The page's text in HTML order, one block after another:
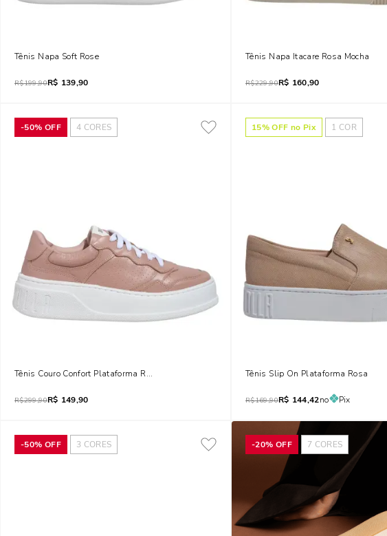
Tênis Napa Soft Rose
R$199,90R$ 139,90
Tênis Napa Itacare Rosa Mocha
R$229,90R$ 160,90
-50% OFF 4 CORES
Tênis Couro Confort Plataforma Rose
R$299,90R$ 149,90
15% OFF no Pix 1 COR
Tênis Slip On Plataforma Rosa
R$169,90R$ 144,42no Pix
-50% OFF 3 CORES -20% OFF 7 CORES